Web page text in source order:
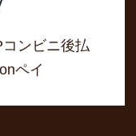
ンビニ後払
ペイ